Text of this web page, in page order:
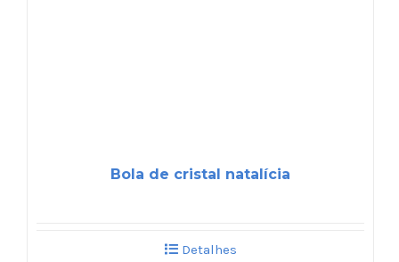
Bola de cristal natalícia
Detalhes